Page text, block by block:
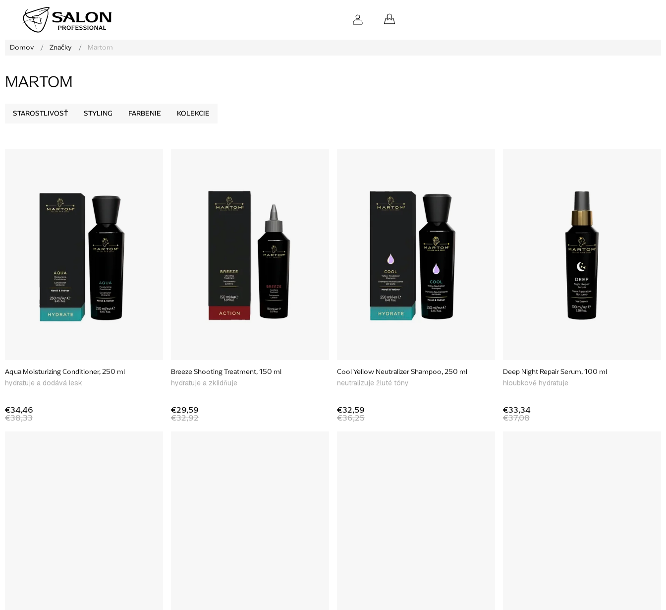
NÁKUPNÝ
KOŠÍK
Domov
/ Značky / Martom
MARTOM
STAROSTLIVOSŤ STYLING FARBENIE KOLEKCIE
Aqua Moisturizing Conditioner, 250 ml
hydratuje a dodává lesk
€38,33
€34,46
Breeze Shooting Treatment, 150 ml
hydratuje a zklidňuje
€32,92
€29,59
Cool Yellow Neutralizer Shampoo, 250 ml
neutralizuje žluté tóny
€36,25
€32,59
Deep Night Repair Serum, 100 ml
hloubkově hydratuje
€37,08
€33,34